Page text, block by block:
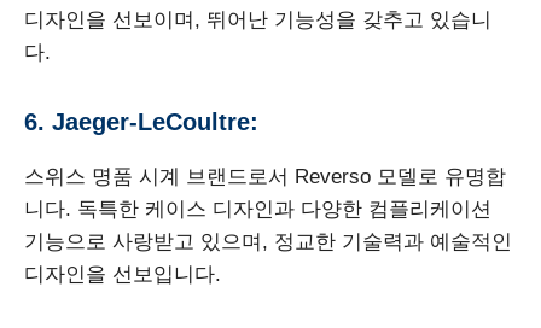
디자인을 선보이며, 뛰어난 기능성을 갖추고 있습니
다.
6. Jaeger-LeCoultre:
스위스 명품 시계 브랜드로서 Reverso 모델로 유명합
니다. 독특한 케이스 디자인과 다양한 컴플리케이션
기능으로 사랑받고 있으며, 정교한 기술력과 예술적인
디자인을 선보입니다.